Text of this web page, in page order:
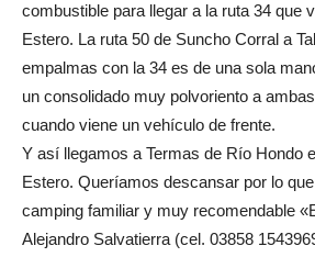
combustible para llegar a la ruta 34 que
Estero. La ruta 50 de Suncho Corral a
empalmas con la 34 es de una sola
un consolidado muy polvoriento a
cuando viene un vehículo de frente.
Y así llegamos a Termas de Río Hondo
Estero. Queríamos descansar por lo
camping familiar y muy recomendable
Alejandro Salvatierra (cel. 03858